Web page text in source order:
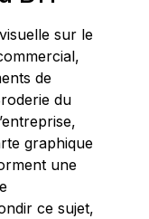
sur le
de
du
graphique
une
ce sujet,